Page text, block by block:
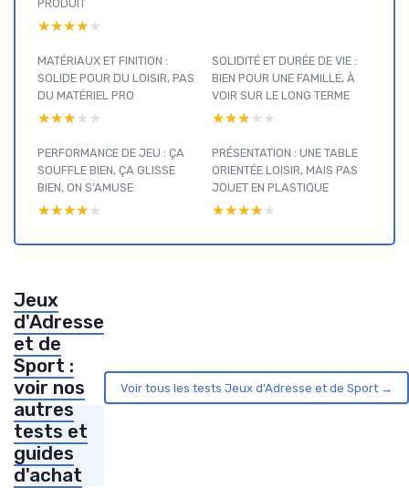
PRODUIT
★★★★★
★★★★★
MATÉRIAUX ET FINITION :
SOLIDE POUR DU LOISIR, PAS
DU MATÉRIEL PRO
★★★★★
★★★★★
SOLIDITÉ ET DURÉE DE VIE :
BIEN POUR UNE FAMILLE, À
VOIR SUR LE LONG TERME
★★★★★
★★★★★
PERFORMANCE DE JEU : ÇA
SOUFFLE BIEN, ÇA GLISSE
BIEN, ON S’AMUSE
★★★★★
★★★★★
PRÉSENTATION : UNE TABLE
ORIENTÉE LOISIR, MAIS PAS
JOUET EN PLASTIQUE
★★★★★
★★★★★
Jeux
d'Adresse
et de
Sport :
voir nos
autres
tests et
guides
d'achat
Voir tous les tests Jeux d'Adresse et de Sport →